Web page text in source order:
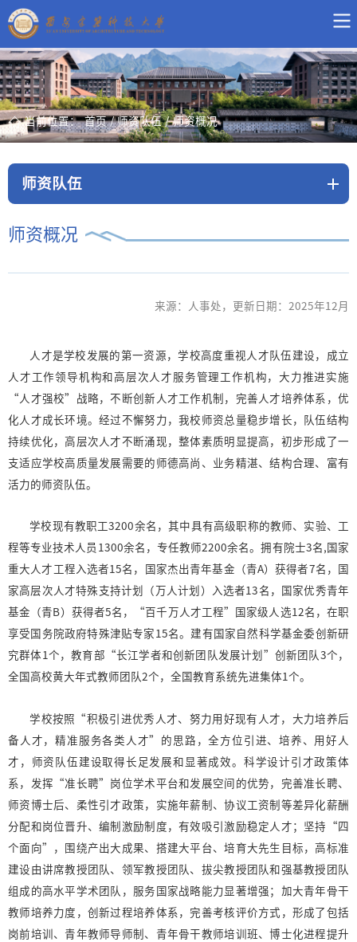
当前位置： 首页 / 师资队伍 / 师资概况
师资队伍
师资概况
来源：人事处，更新日期：2025年12月
人才是学校发展的第一资源，学校高度重视人才队伍建设，成立
人才工作领导机构和高层次人才服务管理工作机构，大力推进实施
“人才强校”战略，不断创新人才工作机制，完善人才培养体系，优
化人才成长环境。经过不懈努力，我校师资总量稳步增长，队伍结构
持续优化，高层次人才不断涌现，整体素质明显提高，初步形成了一
支适应学校高质量发展需要的师德高尚、业务精湛、结构合理、富有
活力的师资队伍。
学校现有教职工3200余名，其中具有高级职称的教师、实验、工
程等专业技术人员1300余名，专任教师2200余名。拥有院士3名,国家
重大人才工程入选者15名，国家杰出青年基金（青A）获得者7名，国
家高层次人才特殊支持计划（万人计划）入选者13名，国家优秀青年
基金（青B）获得者5名，“百千万人才工程”国家级人选12名，在职
享受国务院政府特殊津贴专家15名。建有国家自然科学基金委创新研
究群体1个，教育部“长江学者和创新团队发展计划”创新团队3个，
全国高校黄大年式教师团队2个，全国教育系统先进集体1个。
学校按照“积极引进优秀人才、努力用好现有人才，大力培养后
备人才，精准服务各类人才”的思路，全方位引进、培养、用好人
才，师资队伍建设取得长足发展和显著成效。科学设计引才政策体
系，发挥“准长聘”岗位学术平台和发展空间的优势，完善准长聘、
师资博士后、柔性引才政策，实施年薪制、协议工资制等差异化薪酬
分配和岗位晋升、编制激励制度，有效吸引激励稳定人才；坚持“四
个面向”，围绕产出大成果、搭建大平台、培育大先生目标，高标准
建设由讲席教授团队、领军教授团队、拔尖教授团队和强基教授团队
组成的高水平学术团队，服务国家战略能力显著增强；加大青年骨干
教师培养力度，创新过程培养体系，完善考核评价方式，形成了包括
岗前培训、青年教师导师制、青年骨干教师培训班、博士化进程提升